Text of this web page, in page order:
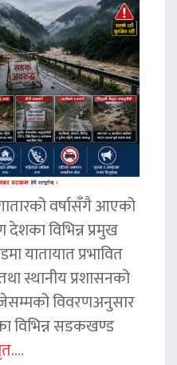
वर्षासँगै आएको
देशका विभिन्न प्रमुख
यातायात प्रभावित
स्थानीय प्रशासनको
विवरणअनुसार
विभिन्न सडकखण्ड